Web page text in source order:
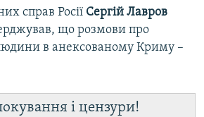
справ Росії Сергій Лавров
що розмови про
в анексованому Криму –
і цензури!